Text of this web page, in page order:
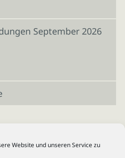
Website und unseren Service zu
September 2026